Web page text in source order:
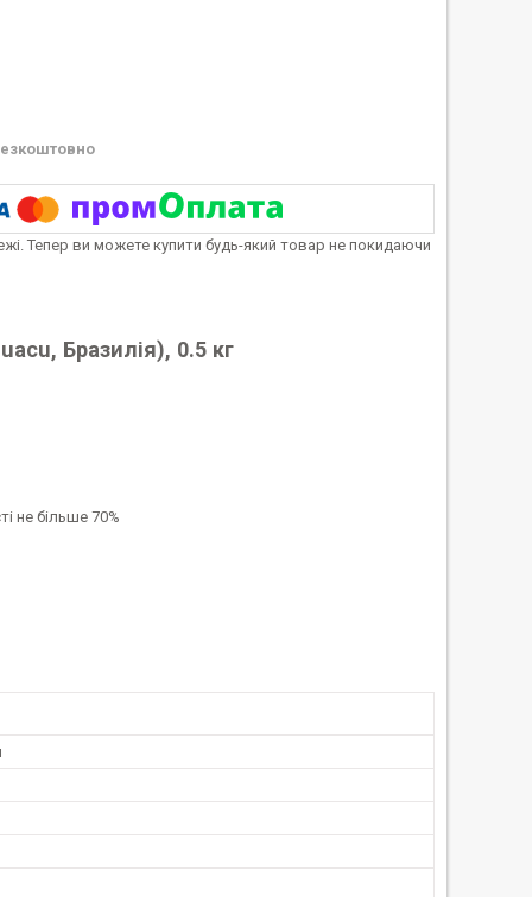
Тепер ви можете купити будь-який товар не покидаючи
Бразилія), 0.5 кг
не більше 70%